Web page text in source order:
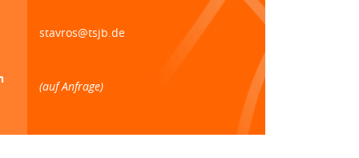
stavros@tsjb.de
(auf Anfrage)